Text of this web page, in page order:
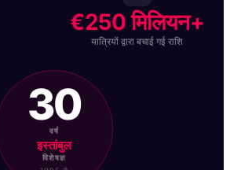
€250 मिलियन+
यात्रियों द्वारा बचाई गई राशि
30
वर्ष
इस्तांबुल
विशेषज्ञ